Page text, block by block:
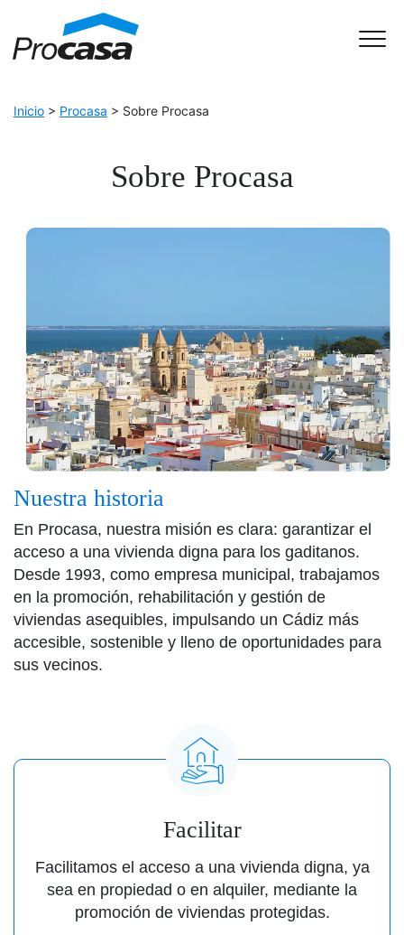
Main Navigation
Inicio > Procasa > Sobre Procasa
Sobre Procasa
Nuestra historia
En Procasa, nuestra misión es clara: garantizar el
acceso a una vivienda digna para los gaditanos.
Desde 1993, como empresa municipal, trabajamos
en la promoción, rehabilitación y gestión de
viviendas asequibles, impulsando un Cádiz más
accesible, sostenible y lleno de oportunidades para
sus vecinos.
Facilitar
Facilitamos el acceso a una vivienda digna, ya
sea en propiedad o en alquiler, mediante la
promoción de viviendas protegidas.